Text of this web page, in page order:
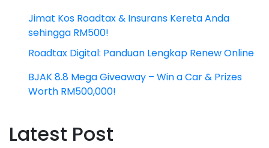
Jimat Kos Roadtax & Insurans Kereta Anda
sehingga RM500!
Roadtax Digital: Panduan Lengkap Renew Online
BJAK 8.8 Mega Giveaway – Win a Car & Prizes
Worth RM500,000!
Latest Post